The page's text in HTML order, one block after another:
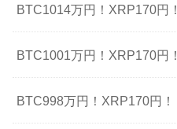
BTC1014万円！XRP170円！
BTC1001万円！XRP170円！
BTC998万円！XRP170円！